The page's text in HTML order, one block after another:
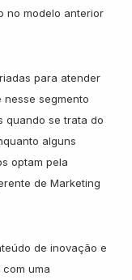
no modelo anterior
para atender
nesse segmento
quando se trata do
alguns
optam pela
de Marketing
de inovação e
uma